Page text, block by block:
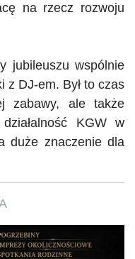
na rzecz rozwoju
jubileuszu wspólnie
z DJ-em. Był to czas
zabawy, ale także
KGWw
duże znaczenie dla